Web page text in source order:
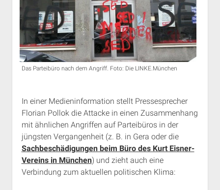
Das Parteibüro nach dem Angriff. Foto: Die LINKE.München
In einer Medieninformation stellt Pressesprecher
Florian Pollok die Attacke in einen Zusammenhang
mit ähnlichen Angriffen auf Parteibüros in der
jüngsten Vergangenheit (z. B. in Gera oder die
Sachbeschädigungen beim Büro des Kurt Eisner-
Vereins in München) und zieht auch eine
Verbindung zum aktuellen politischen Klima: